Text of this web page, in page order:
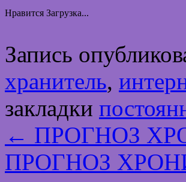
Нравится Загрузка...
Запись
хранитель,
закладки
← ПРОГНОЗ
ПРОГНОЗ